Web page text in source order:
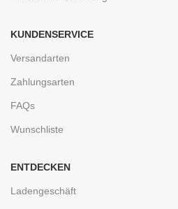
KUNDENSERVICE
Versandarten
Zahlungsarten
FAQs
Wunschliste
ENTDECKEN
Ladengeschäft